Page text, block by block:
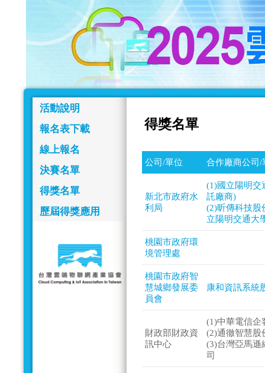
活動說明
報名表下載
線上報名
決賽名單
得獎名單
歷屆得獎應用
得獎名單
公司/單位 合作廠商公司/
新北市政府水
利局
(1)國立陽明交
託廠商)
(2)昕傳科技股
立陽明交通大
桃園市政府環
境管理處
桃園市政府智
慧城鄉發展委
員會
康和資訊系統
財政部財政資
訊中心
(1)中華電信企
(2)通徹智慧股
(3)台灣亞馬遜
司